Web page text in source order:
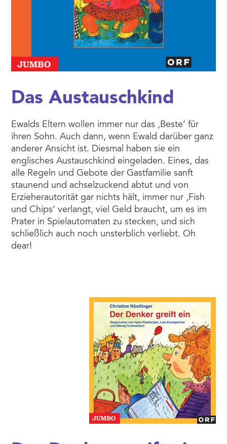
Das Austauschkind
Ewalds Eltern wollen immer nur das ,Beste‘ für
ihren Sohn. Auch dann, wenn Ewald darüber ganz
anderer Ansicht ist. Diesmal haben sie ein
englisches Austauschkind eingeladen. Eines, das
alle Regeln und Gebote der Gastfamilie sanft
staunend und achselzuckend abtut und von
Erzieherautorität gar nichts hält, immer nur ,Fish
und Chips‘ verlangt, viel Geld braucht, um es im
Prater in Spielautomaten zu stecken, und sich
schließlich auch noch unsterblich verliebt. Oh
dear!